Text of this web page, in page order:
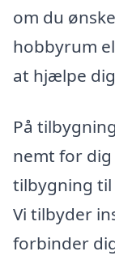
om du
hobbyrum
at hjælpe
På
nemt for
tilbygning til
Vi tilbyder
forbinder